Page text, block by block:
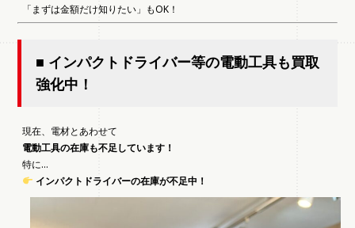
「まずは金額だけ知りたい」もOK！
■ インパクトドライバー等の電動工具も買取
強化中！
現在、電材とあわせて
電動工具の在庫も不足しています！
特に…
インパクトドライバーの在庫が不足中！